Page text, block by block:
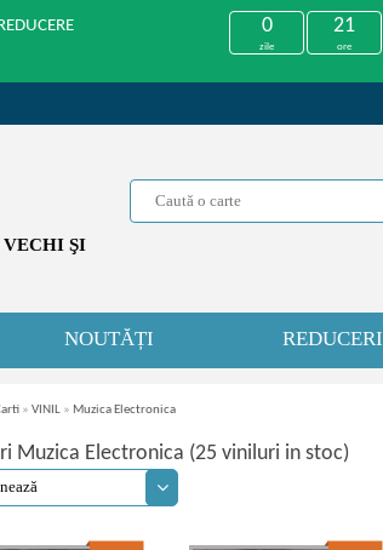
0
zile
21
ore
ŞI
NOUTĂȚI REDUCERI
» VINIL » Muzica Electronica
Muzica Electronica (25 viniluri in stoc)